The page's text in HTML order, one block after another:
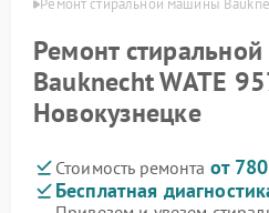
Ремонт стиральной машины
Ремонт
Bauknecht WATE
Новокузнецке
Стоимость ремонта от
Бесплатная